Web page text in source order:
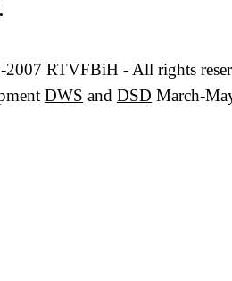
RTVFBiH - All rights
DWS and DSD March-